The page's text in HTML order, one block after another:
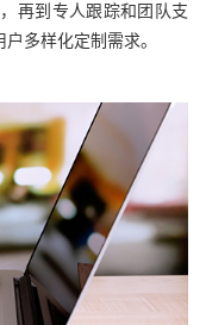
再到专人跟踪和团队支
多样化定制需求。